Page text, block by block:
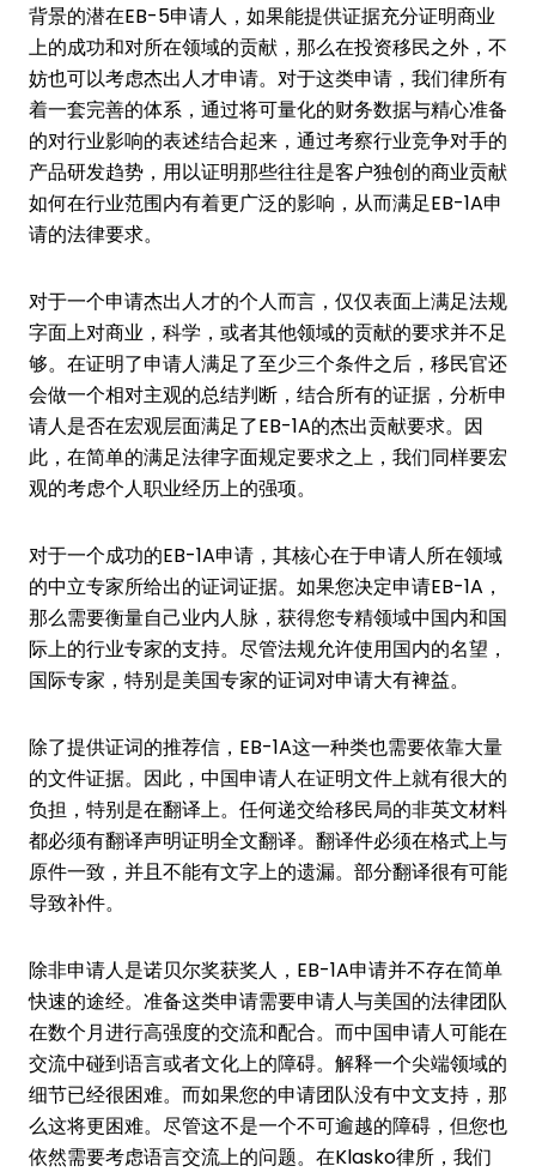
背景的潜在EB-5申请人，如果能提供证据充分证明商业
上的成功和对所在领域的贡献，那么在投资移民之外，不
妨也可以考虑杰出人才申请。对于这类申请，我们律所有
着一套完善的体系，通过将可量化的财务数据与精心准备
的对行业影响的表述结合起来，通过考察行业竞争对手的
产品研发趋势，用以证明那些往往是客户独创的商业贡献
如何在行业范围内有着更广泛的影响，从而满足EB-1A申
请的法律要求。
对于一个申请杰出人才的个人而言，仅仅表面上满足法规
字面上对商业，科学，或者其他领域的贡献的要求并不足
够。在证明了申请人满足了至少三个条件之后，移民官还
会做一个相对主观的总结判断，结合所有的证据，分析申
请人是否在宏观层面满足了EB-1A的杰出贡献要求。因
此，在简单的满足法律字面规定要求之上，我们同样要宏
观的考虑个人职业经历上的强项。
对于一个成功的EB-1A申请，其核心在于申请人所在领域
的中立专家所给出的证词证据。如果您决定申请EB-1A，
那么需要衡量自己业内人脉，获得您专精领域中国内和国
际上的行业专家的支持。尽管法规允许使用国内的名望，
国际专家，特别是美国专家的证词对申请大有裨益。
除了提供证词的推荐信，EB-1A这一种类也需要依靠大量
的文件证据。因此，中国申请人在证明文件上就有很大的
负担，特别是在翻译上。任何递交给移民局的非英文材料
都必须有翻译声明证明全文翻译。翻译件必须在格式上与
原件一致，并且不能有文字上的遗漏。部分翻译很有可能
导致补件。
除非申请人是诺贝尔奖获奖人，EB-1A申请并不存在简单
快速的途经。准备这类申请需要申请人与美国的法律团队
在数个月进行高强度的交流和配合。而中国申请人可能在
交流中碰到语言或者文化上的障碍。解释一个尖端领域的
细节已经很困难。而如果您的申请团队没有中文支持，那
么这将更困难。尽管这不是一个不可逾越的障碍，但您也
依然需要考虑语言交流上的问题。在Klasko律所，我们